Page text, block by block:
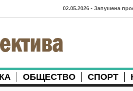
02.05.2026 - Запушена
27.04.2026 - Губернатор
23.04.2026 - Детский
ОБЩЕСТВО СПОРТ